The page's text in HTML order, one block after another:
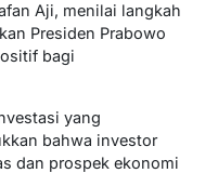
Aji, menilai langkah
Presiden Prabowo
bagi
yang
bahwa investor
dan prospek ekonomi